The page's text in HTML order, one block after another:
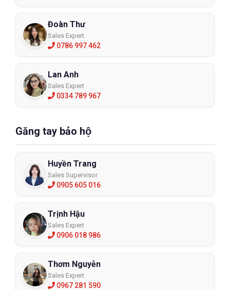
Đoàn Thư
Sales Expert
0786 997 462
Lan Anh
Sales Expert
0334 789 967
Găng tay bảo hộ
Huyền Trang
Sales Supervisor
0905 605 016
Trịnh Hậu
Sales Expert
0906 018 986
Thơm Nguyễn
Sales Expert
0967 281 590